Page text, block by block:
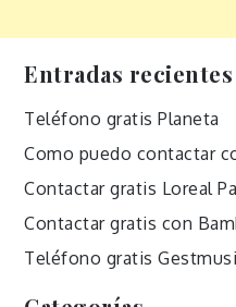
Entradas recientes
Teléfono gratis Planeta
Como puedo contactar
Contactar gratis Loreal
Contactar gratis con
Teléfono gratis